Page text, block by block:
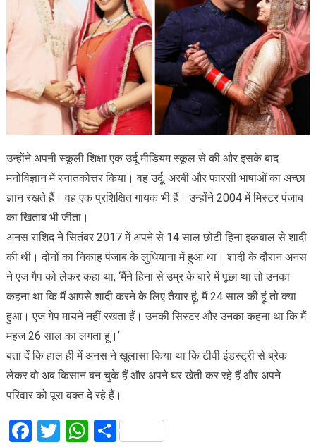
उन्होंने अपनी स्कूली शिक्षा एक उर्दू मीडियम स्कूल से की और इसके बाद
मनोविज्ञान में स्नातकोत्तर किया। वह उर्दू, अरबी और फारसी भाषाओं का अच्छा
ज्ञान रखते हैं। वह एक प्रशिक्षित गायक भी हैं। उन्होंने 2004 में मिस्टर पंजाब
का खिताब भी जीता।
अनस राशिद ने सितंबर 2017 में अपने से 14 साल छोटी हिना इकबाल से शादी
की थी। दोनों का निकाह पंजाब के लुधियाना में हुआ था। शादी के दौरान अनस
ने एज गैप को लेकर कहा था, ‘मैंने हिना से उम्र के बारे में पूछा था तो उनका
कहना था कि मैं आपसे शादी करने के लिए तैयार हूं, मैं 24 साल की हूं तो क्या
हुआ। एज गेप मायने नहीं रखता हैं। उनकी सिस्टर और उनका कहना था कि मैं
महज 26 साल का लगता हूं।’
बता दें कि हाल ही में अनस ने खुलासा किया था कि टीवी इंडस्ट्री से ब्रेक
लेकर वो अब किसान बन चुके हैं और अपने घर खेती कर रहे हैं और अपने
परिवार को पूरा वक्त दे रहे हैं।
Facebook
Twitter
WhatsApp
Share